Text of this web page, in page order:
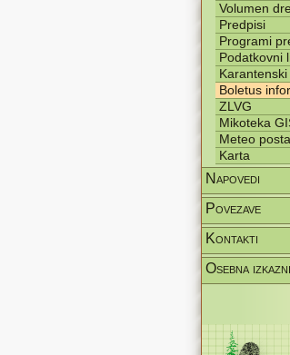
Volumen
Predpisi
Programi
Podatkovni
Karantenski
Boletus
ZLVG
Mikoteka
Meteo
Karta
Napovedi
Povezave
Kontakti
Osebna